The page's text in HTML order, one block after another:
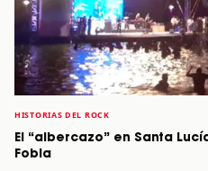
HISTORIAS DEL ROCK
El “albercazo” en Santa
Fobia